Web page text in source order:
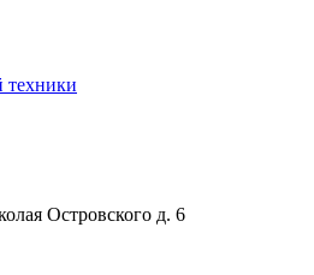
техники
Островского д. 6